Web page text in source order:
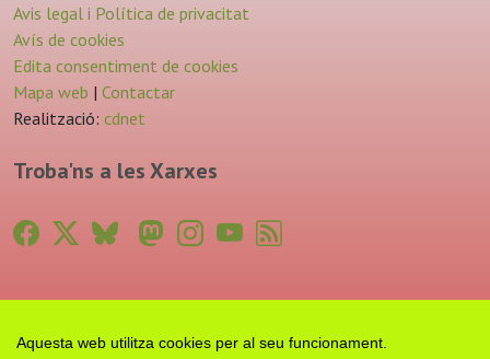
Aquesta web utilitza cookies per al seu funcionament.
Avis legal i Política de privacitat
Avís de cookies
Edita consentiment de cookies
Mapa web | Contactar
Realització: cdnet
Troba'ns a les Xarxes